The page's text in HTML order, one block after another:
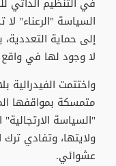
السياسة "الرعناء"
إلى حماية
لا وجود لها في
واختتمت الفيدرالية
متمسكة بمواقفها
"السياسة
ولايتها، وتفادي ترك
عشوائي.